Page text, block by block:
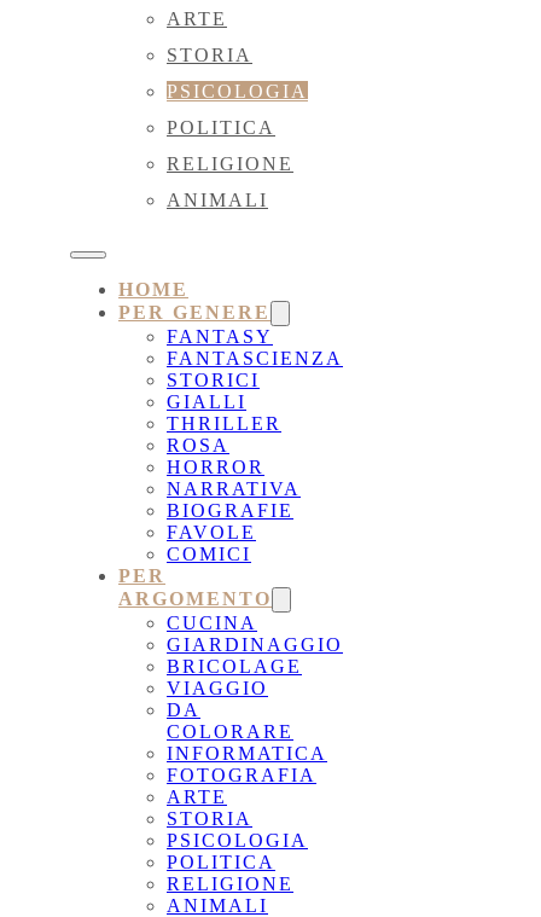
ARTE
STORIA
PSICOLOGIA
POLITICA
RELIGIONE
ANIMALI
HOME
PER GENERE
FANTASY
FANTASCIENZA
STORICI
GIALLI
THRILLER
ROSA
HORROR
NARRATIVA
BIOGRAFIE
FAVOLE
COMICI
PER
ARGOMENTO
CUCINA
GIARDINAGGIO
BRICOLAGE
VIAGGIO
DA
COLORARE
INFORMATICA
FOTOGRAFIA
ARTE
STORIA
PSICOLOGIA
POLITICA
RELIGIONE
ANIMALI